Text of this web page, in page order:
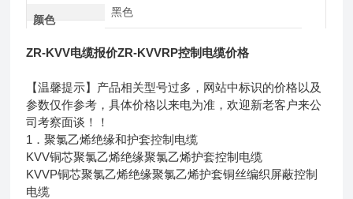
颜色
黑色
ZR-KVV电缆报价ZR-KVVRP控制电缆价格
【温馨提示】产品相关型号过多，网站中标识的价格以及
参数仅作参考，具体价格以来电为准，欢迎新老客户来公
司考察面谈！！
1．聚氯乙烯绝缘和护套控制电缆
KVV铜芯聚氯乙烯绝缘聚氯乙烯护套控制电缆
KVVP铜芯聚氯乙烯绝缘聚氯乙烯护套铜丝编织屏蔽控制
电缆